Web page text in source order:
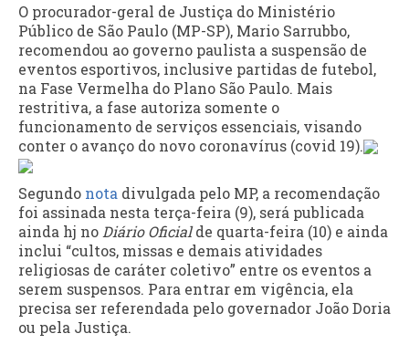
O procurador-geral de Justiça do Ministério
Público de São Paulo (MP-SP), Mario Sarrubbo,
recomendou ao governo paulista a suspensão de
eventos esportivos, inclusive partidas de futebol,
na Fase Vermelha do Plano São Paulo. Mais
restritiva, a fase autoriza somente o
funcionamento de serviços essenciais, visando
conter o avanço do novo coronavírus (covid 19).
Segundo nota divulgada pelo MP, a recomendação
foi assinada nesta terça-feira (9), será publicada
ainda hj no Diário Oficialde quarta-feira (10) e ainda
inclui “cultos, missas e demais atividades
religiosas de caráter coletivo” entre os eventos a
serem suspensos. Para entrar em vigência, ela
precisa ser referendada pelo governador João Doria
ou pela Justiça.